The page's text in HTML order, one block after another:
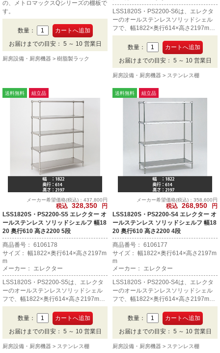
の、メトロマックスQシリーズの棚板で
す。
数量：
お届けまでの目安： 5 ～ 10 営業日
厨房設備・厨房機器 樹脂製ラック
LSS1820S・PS2200-S6は、エレクタ
ーのオールステンレスソリッドシェル
フで、幅1822×奥行614×高さ2197mm
の6段です。
数量：
お届けまでの目安： 5 ～ 10 営業日
厨房設備・厨房機器 ステンレス棚
送料無料 組立品
メーカー希望価格(税込)：437,800円
税込 328,350
円
LSS1820S・PS2200-S5 エレクター オ
ールステンレス ソリッドシェルフ 幅18
20 奥行610 高さ2200 5段
商品番号： 6106178
サイズ： 幅1822×奥行614×高さ2197m
m
メーカー： エレクター
LSS1820S・PS2200-S5は、エレクタ
ーのオールステンレスソリッドシェル
フで、幅1822×奥行614×高さ2197mm
の5段です。
数量：
お届けまでの目安： 5 ～ 10 営業日
厨房設備・厨房機器 ステンレス棚
送料無料 組立品
メーカー希望価格(税込)：358,600円
税込 268,950
円
LSS1820S・PS2200-S4 エレクター オ
ールステンレス ソリッドシェルフ 幅18
20 奥行610 高さ2200 4段
商品番号： 6106177
サイズ： 幅1822×奥行614×高さ2197m
m
メーカー： エレクター
LSS1820S・PS2200-S4は、エレクタ
ーのオールステンレスソリッドシェル
フで、幅1822×奥行614×高さ2197mm
の4段です。
数量：
お届けまでの目安： 5 ～ 10 営業日
厨房設備・厨房機器 ステンレス棚